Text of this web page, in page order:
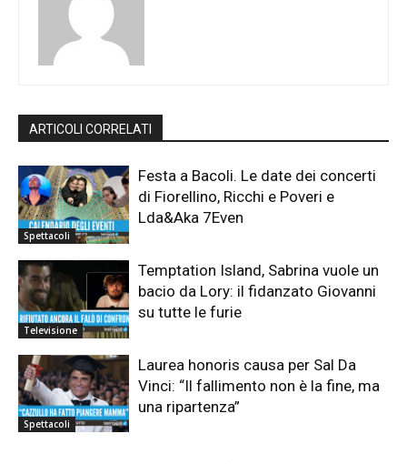
ARTICOLI CORRELATI
Spettacoli
Festa a Bacoli. Le date dei concerti
di Fiorellino, Ricchi e Poveri e
Lda&Aka 7Even
Televisione
Temptation Island, Sabrina vuole un
bacio da Lory: il fidanzato Giovanni
su tutte le furie
Spettacoli
Laurea honoris causa per Sal Da
Vinci: “Il fallimento non è la fine, ma
una ripartenza”